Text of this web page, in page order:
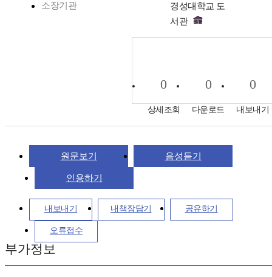
소장기관
경성대학교 도
서관
0
상세조회
0
다운로드
0
내보내기
원문보기 음성듣기
인용하기
내보내기 내책장담기 공유하기
오류접수
부가정보